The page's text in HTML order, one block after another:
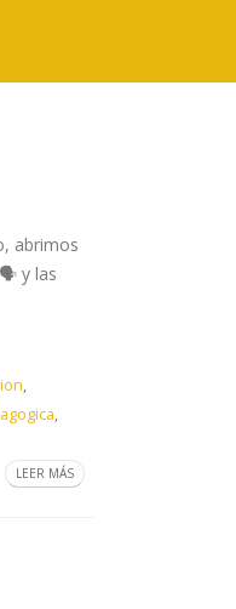
abrimos
y las
,
,
LEER MÁS